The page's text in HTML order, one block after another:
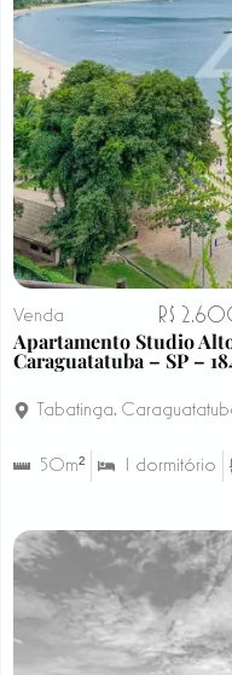
Venda R$
Apartamento Studio
Caraguatatuba – SP –
Tabatinga,
50m² 1 dormitório